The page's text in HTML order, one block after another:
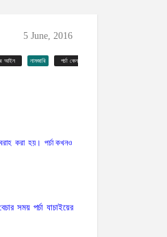
5 June, 2016
আইন নামজারি পর্চা কেন
করা হয়। পর্চা কখনও
সময় পর্চা যাচাইয়ের